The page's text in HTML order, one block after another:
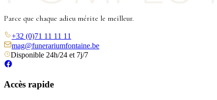
Parce que chaque adieu mérite le meilleur.
+32 (0)71 11 11 11
mag@funerariumfontaine.be
Disponible 24h/24 et 7j/7
Accès rapide